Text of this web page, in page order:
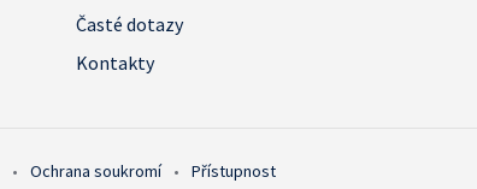
Časté dotazy
Kontakty
• Ochrana soukromí • Přístupnost